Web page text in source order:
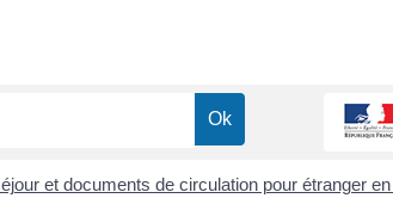
et documents de circulation pour étranger